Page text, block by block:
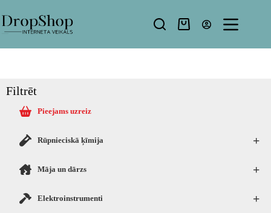
Filtrēt
Pieejams uzreiz
+
Rūpnieciskā ķīmija
+
Māja un dārzs
+
Elektroinstrumenti